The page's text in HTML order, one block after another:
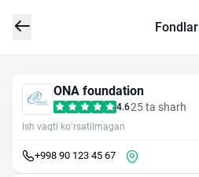
Fondlar
ONA foundation
4.625 ta sharh
Ish vaqti ko‘rsatilmagan
+998 90 123 45 67